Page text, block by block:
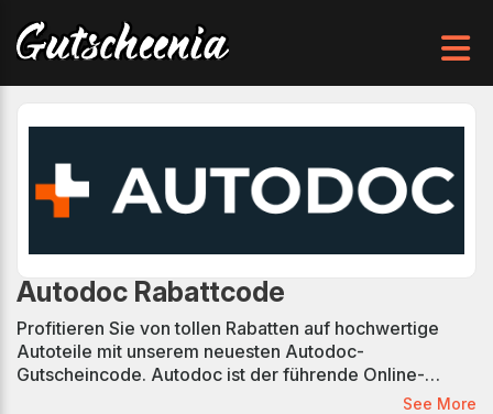
Autodoc Rabattcode
Profitieren Sie von tollen Rabatten auf hochwertige
Autoteile mit unserem neuesten Autodoc-
Gutscheincode. Autodoc ist der führende Online-
Händler für Autoteile in Europa. Autodoc bietet eine
See More